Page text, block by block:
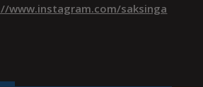
www.instagram.com/saksinga